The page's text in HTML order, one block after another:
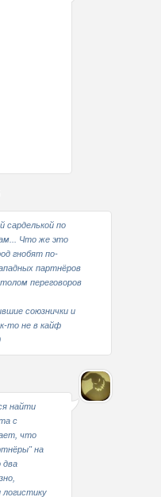
сарделькой по
Что же это
гнобят по-
партнёров
переговоров
союзнички и
то не в кайф
найти
с
что
на
два
логистику